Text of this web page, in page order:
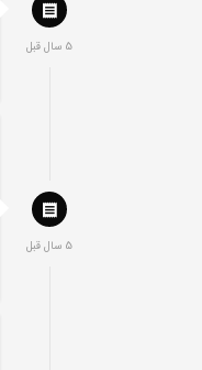
5 سال قبل
5 سال قبل